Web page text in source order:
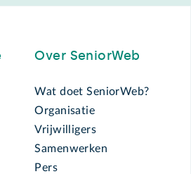
Over SeniorWeb
Wat doet SeniorWeb?
Organisatie
Vrijwilligers
Samenwerken
Pers